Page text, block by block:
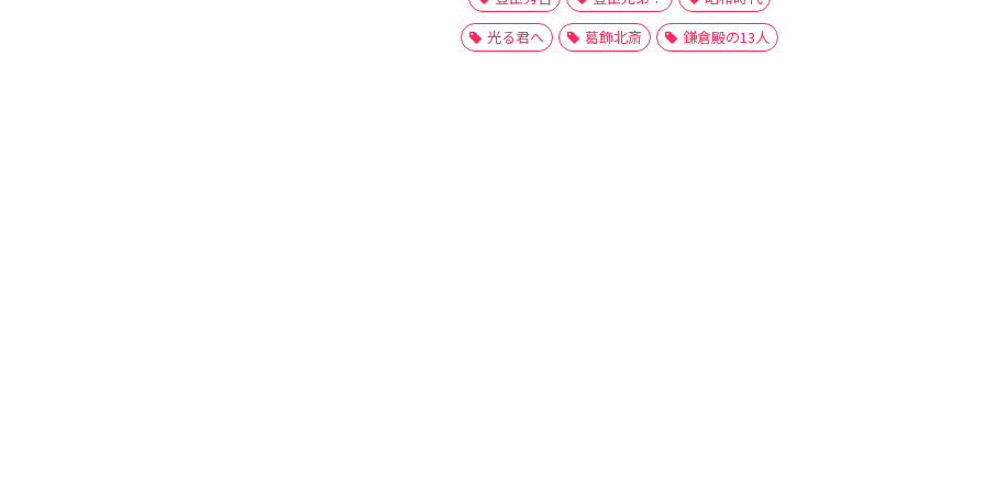
光る君へ
葛飾北斎 鎌倉殿の13人